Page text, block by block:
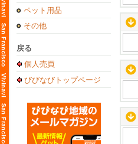
ペット用品
その他
戻る
個人売買
びびなびトップページ